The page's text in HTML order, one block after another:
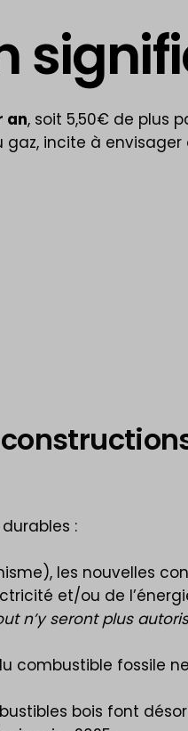
an, soit 5,50€ de plus
incite à
:
les nouvelles
et/ou de
n’y seront plus
combustible fossile
bois font